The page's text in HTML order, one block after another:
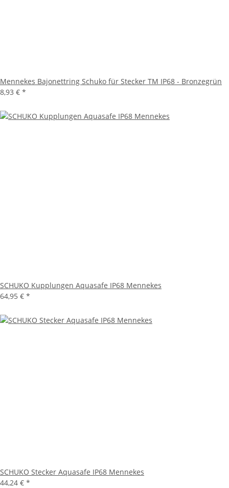
Mennekes Bajonettring Schuko für Stecker TM IP68 - Bronzegrün
8,93 € *
SCHUKO Kupplungen Aquasafe IP68 Mennekes
64,95 € *
SCHUKO Stecker Aquasafe IP68 Mennekes
44,24 € *